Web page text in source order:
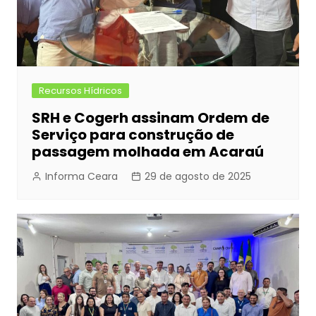
Recursos Hídricos
SRH e Cogerh assinam Ordem de
Serviço para construção de
passagem molhada em Acaraú
Informa Ceara 29 de agosto de 2025